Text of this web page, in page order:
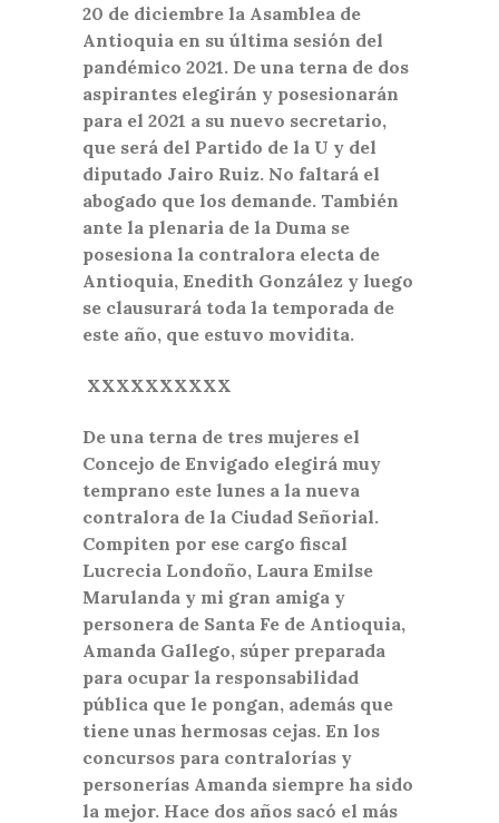
20 de diciembre la Asamblea de
Antioquia en su última sesión del
pandémico 2021. De una terna de dos
aspirantes elegirán y posesionarán
para el 2021 a su nuevo secretario,
que será del Partido de la U y del
diputado Jairo Ruiz. No faltará el
abogado que los demande. También
ante la plenaria de la Duma se
posesiona la contralora electa de
Antioquia, Enedith González y luego
se clausurará toda la temporada de
este año, que estuvo movidita.
XXXXXXXXXX
De una terna de tres mujeres el
Concejo de Envigado elegirá muy
temprano este lunes a la nueva
contralora de la Ciudad Señorial.
Compiten por ese cargo fiscal
Lucrecia Londoño, Laura Emilse
Marulanda y mi gran amiga y
personera de Santa Fe de Antioquia,
Amanda Gallego, súper preparada
para ocupar la responsabilidad
pública que le pongan, además que
tiene unas hermosas cejas. En los
concursos para contralorías y
personerías Amanda siempre ha sido
la mejor. Hace dos años sacó el más